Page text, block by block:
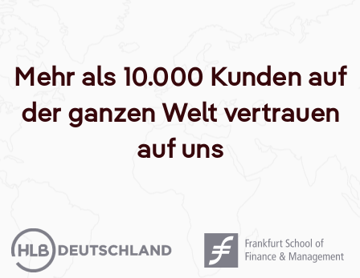
Mehr als 10.000 Kunden auf
der ganzen Welt vertrauen
auf uns